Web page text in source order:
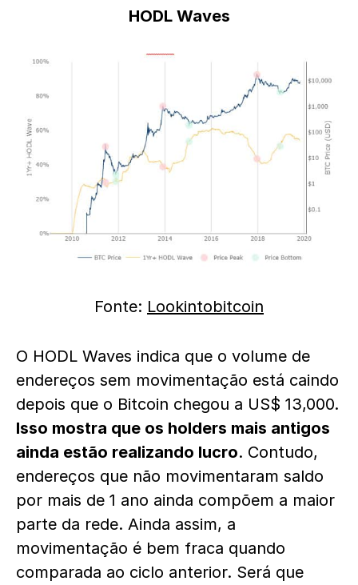
HODL Waves
Fonte: Lookintobitcoin
O HODL Waves indica que o volume de
endereços sem movimentação está caindo
depois que o Bitcoin chegou a US$ 13,000.
Isso mostra que os holders mais antigos
ainda estão realizando lucro. Contudo,
endereços que não movimentaram saldo
por mais de 1 ano ainda compõem a maior
parte da rede. Ainda assim, a
movimentação é bem fraca quando
comparada ao ciclo anterior. Será que